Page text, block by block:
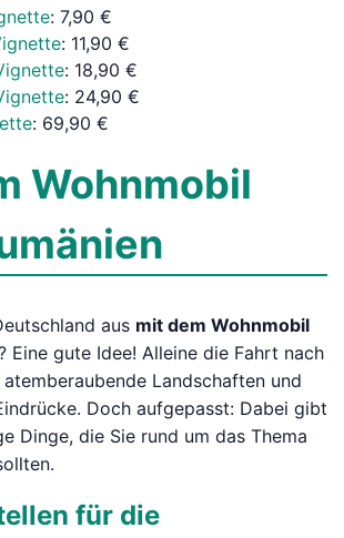
: 7,90 €
: 11,90 €
: 18,90 €
: 24,90 €
: 69,90 €
Wohnmobil
aus mit dem Wohnmobil
Eine gute Idee! Alleine die Fahrt nach
Landschaften und
Doch aufgepasst: Dabei gibt
Dinge, die Sie rund um das Thema
für die